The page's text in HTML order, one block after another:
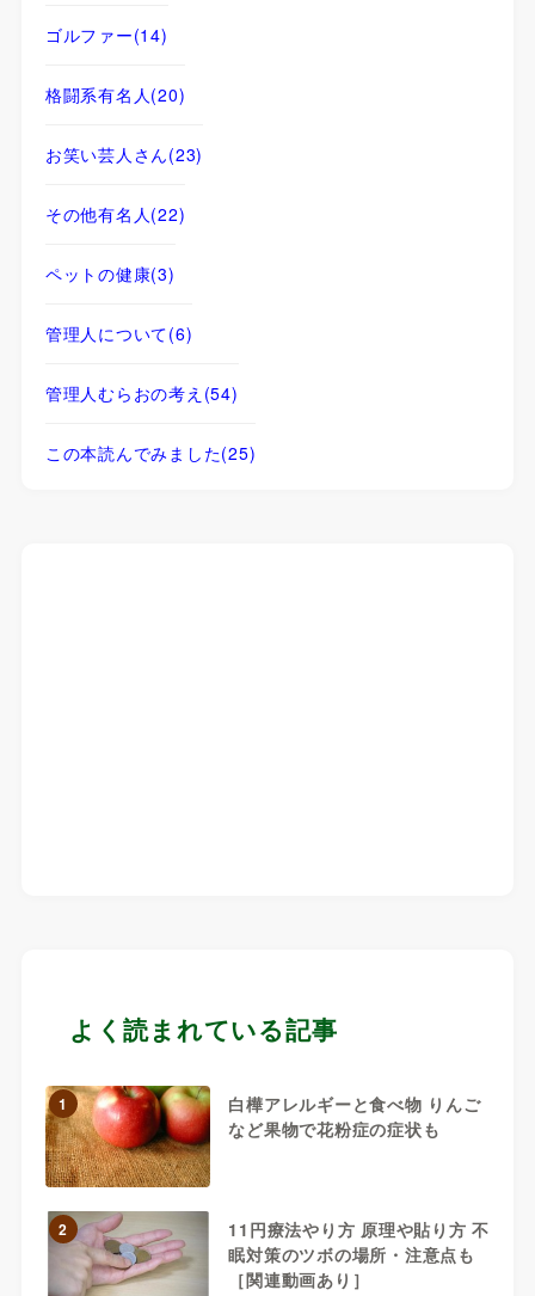
ゴルファー(14)
格闘系有名人 (20)
お笑い芸人さん(23)
その他有名人 (22)
ペットの健康(3)
管理人について(6)
管理人むらおの考え (54)
この本読んでみました(25)
よく読まれている記事
1
白樺アレルギーと食べ物 りんご
など果物で花粉症の症状も
2
11円療法やり方 原理や貼り方 不
眠対策のツボの場所・注意点も
［関連動画あり］